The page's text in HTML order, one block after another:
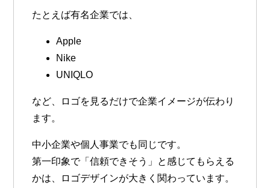
たとえば有名企業では、
Apple
Nike
UNIQLO
など、ロゴを見るだけで企業イメージが伝わり
ます。
中小企業や個人事業でも同じです。
第一印象で「信頼できそう」と感じてもらえる
かは、ロゴデザインが大きく関わっています。